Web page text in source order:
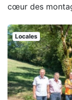
cœur des
Locales